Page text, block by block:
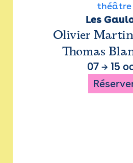
théâtre
Les
Olivier
Thomas
07→ 15